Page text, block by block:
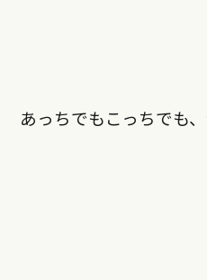
あっちでもこっちでも